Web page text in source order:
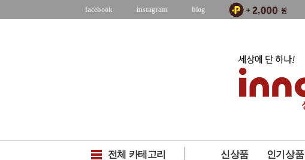
facebook instagram blog
전체 카테고리 신상품 인기상품